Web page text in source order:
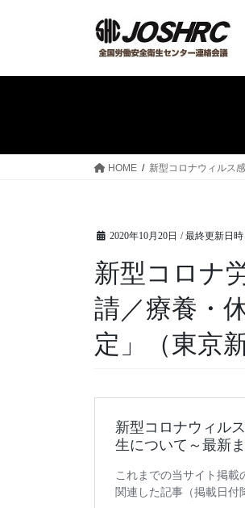
HOME 新型コロナウィルス
2020年10月20日 / 最終更新日時
新型コロナ
請／療養・
定」（東京